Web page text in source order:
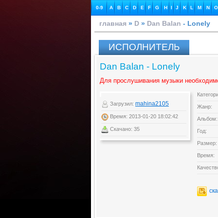
0-9 A B C D E F G H I J K L M N O
главная » D » Dan Balan - Lonely
ИСПОЛНИТЕЛЬ
Dan Balan - Lonely
Для прослушивания музыки
Загрузил: mahina2105
Время: 2013-01-20 18:02:42
Скачано: 35
Жанр:
Альбом:
Год:
Размер:
Время: